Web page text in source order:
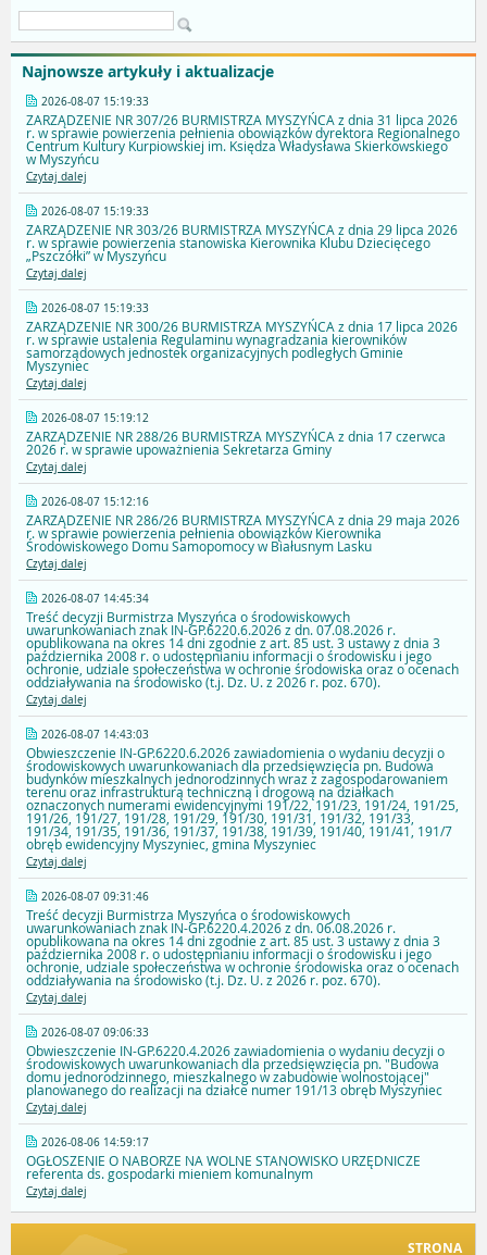
Najnowsze artykuły i aktualizacje
2026-08-07 15:19:33
ZARZĄDZENIE NR 307/26 BURMISTRZA MYSZYŃCA z dnia 31 lipca 2026
r. w sprawie powierzenia pełnienia obowiązków dyrektora Regionalnego
Centrum Kultury Kurpiowskiej im. Księdza Władysława Skierkowskiego
w Myszyńcu
Czytaj dalej
2026-08-07 15:19:33
ZARZĄDZENIE NR 303/26 BURMISTRZA MYSZYŃCA z dnia 29 lipca 2026
r. w sprawie powierzenia stanowiska Kierownika Klubu Dziecięcego
„Pszczółki” w Myszyńcu
Czytaj dalej
2026-08-07 15:19:33
ZARZĄDZENIE NR 300/26 BURMISTRZA MYSZYŃCA z dnia 17 lipca 2026
r. w sprawie ustalenia Regulaminu wynagradzania kierowników
samorządowych jednostek organizacyjnych podległych Gminie
Myszyniec
Czytaj dalej
2026-08-07 15:19:12
ZARZĄDZENIE NR 288/26 BURMISTRZA MYSZYŃCA z dnia 17 czerwca
2026 r. w sprawie upoważnienia Sekretarza Gminy
Czytaj dalej
2026-08-07 15:12:16
ZARZĄDZENIE NR 286/26 BURMISTRZA MYSZYŃCA z dnia 29 maja 2026
r. w sprawie powierzenia pełnienia obowiązków Kierownika
Środowiskowego Domu Samopomocy w Białusnym Lasku
Czytaj dalej
2026-08-07 14:45:34
Treść decyzji Burmistrza Myszyńca o środowiskowych
uwarunkowaniach znak IN-GP.6220.6.2026 z dn. 07.08.2026 r.
opublikowana na okres 14 dni zgodnie z art. 85 ust. 3 ustawy z dnia 3
października 2008 r. o udostępnianiu informacji o środowisku i jego
ochronie, udziale społeczeństwa w ochronie środowiska oraz o ocenach
oddziaływania na środowisko (t.j. Dz. U. z 2026 r. poz. 670).
Czytaj dalej
2026-08-07 14:43:03
Obwieszczenie IN-GP.6220.6.2026 zawiadomienia o wydaniu decyzji o
środowiskowych uwarunkowaniach dla przedsięwzięcia pn. Budowa
budynków mieszkalnych jednorodzinnych wraz z zagospodarowaniem
terenu oraz infrastrukturą techniczną i drogową na działkach
oznaczonych numerami ewidencyjnymi 191/22, 191/23, 191/24, 191/25,
191/26, 191/27, 191/28, 191/29, 191/30, 191/31, 191/32, 191/33,
191/34, 191/35, 191/36, 191/37, 191/38, 191/39, 191/40, 191/41, 191/7
obręb ewidencyjny Myszyniec, gmina Myszyniec
Czytaj dalej
2026-08-07 09:31:46
Treść decyzji Burmistrza Myszyńca o środowiskowych
uwarunkowaniach znak IN-GP.6220.4.2026 z dn. 06.08.2026 r.
opublikowana na okres 14 dni zgodnie z art. 85 ust. 3 ustawy z dnia 3
października 2008 r. o udostępnianiu informacji o środowisku i jego
ochronie, udziale społeczeństwa w ochronie środowiska oraz o ocenach
oddziaływania na środowisko (t.j. Dz. U. z 2026 r. poz. 670).
Czytaj dalej
2026-08-07 09:06:33
Obwieszczenie IN-GP.6220.4.2026 zawiadomienia o wydaniu decyzji o
środowiskowych uwarunkowaniach dla przedsięwzięcia pn. "Budowa
domu jednorodzinnego, mieszkalnego w zabudowie wolnostojącej"
planowanego do realizacji na działce numer 191/13 obręb Myszyniec
Czytaj dalej
2026-08-06 14:59:17
OGŁOSZENIE O NABORZE NA WOLNE STANOWISKO URZĘDNICZE
referenta ds. gospodarki mieniem komunalnym
Czytaj dalej
STRONA